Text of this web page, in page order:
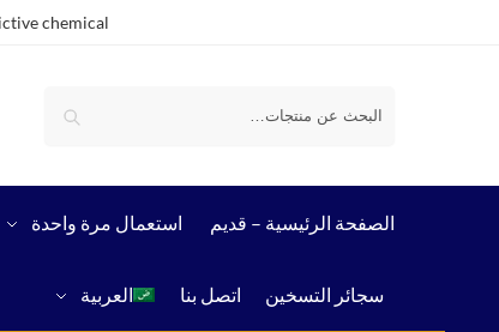
chemical.
الصفحة الرئيسية – قدیم استعمال مرة واحدة
سجائر التسخين اتصل بنا العربية